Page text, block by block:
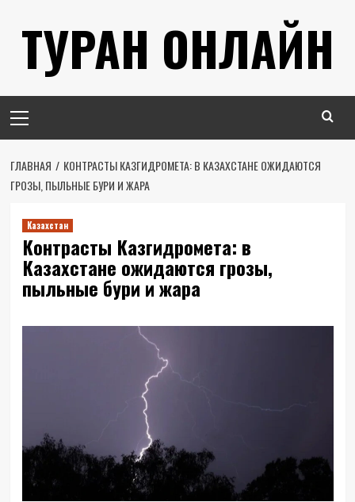
содержимому
ТУРАН ОНЛАЙН
меню
ГЛАВНАЯ
КОНТРАСТЫ КАЗГИДРОМЕТА: В КАЗАХСТАНЕ ОЖИДАЮТСЯ
ГРОЗЫ, ПЫЛЬНЫЕ БУРИ И ЖАРА
Казахстан
Контрасты Казгидромета: в
Казахстане ожидаются грозы,
пыльные бури и жара